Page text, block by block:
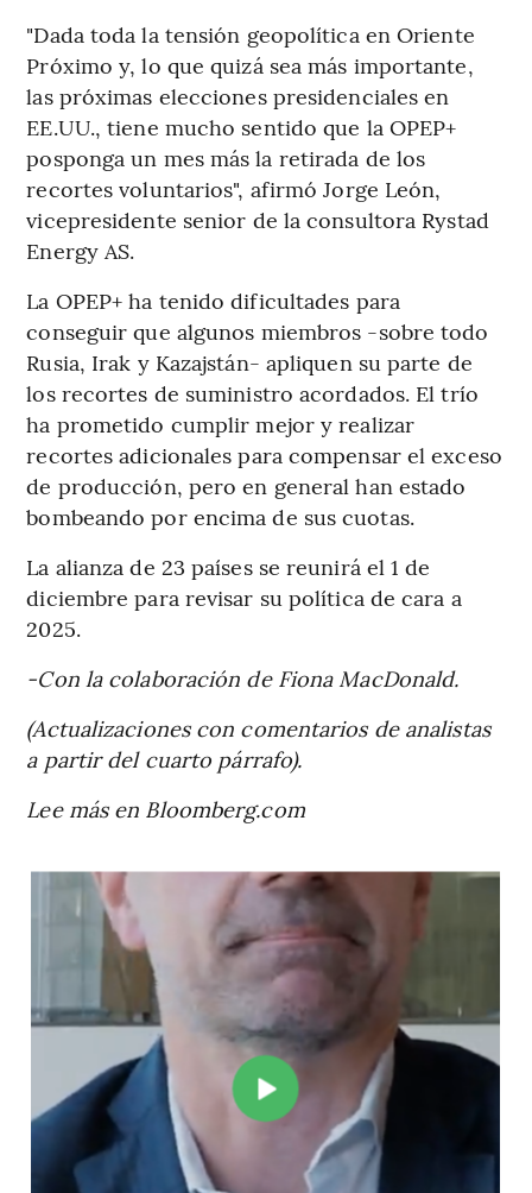
"Dada toda la tensión geopolítica en Oriente
Próximo y, lo que quizá sea más importante,
las próximas elecciones presidenciales en
EE.UU., tiene mucho sentido que la OPEP+
posponga un mes más la retirada de los
recortes voluntarios", afirmó Jorge León,
vicepresidente senior de la consultora Rystad
Energy AS.
La OPEP+ ha tenido dificultades para
conseguir que algunos miembros -sobre todo
Rusia, Irak y Kazajstán- apliquen su parte de
los recortes de suministro acordados. El trío
ha prometido cumplir mejor y realizar
recortes adicionales para compensar el exceso
de producción, pero en general han estado
bombeando por encima de sus cuotas.
La alianza de 23 países se reunirá el 1 de
diciembre para revisar su política de cara a
2025.
-Con la colaboración de Fiona MacDonald.
(Actualizaciones con comentarios de analistas
a partir del cuarto párrafo).
Lee más en Bloomberg.com